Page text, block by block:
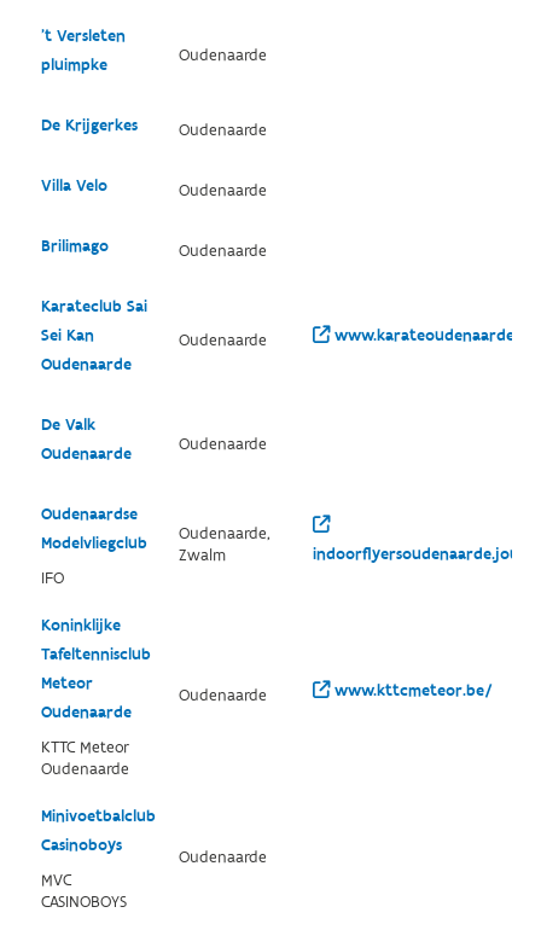
't Versleten
pluimpke
Oudenaarde
De Krijgerkes Oudenaarde
Villa Velo Oudenaarde
Brilimago Oudenaarde
Karateclub Sai
Sei Kan
Oudenaarde
Oudenaarde
De Valk
Oudenaarde
Oudenaarde
Oudenaardse
Modelvliegclub
IFO
Oudenaarde,
Zwalm
Koninklijke
Tafeltennisclub
Meteor
Oudenaarde
KTTC Meteor
Oudenaarde
Oudenaarde www.kttcmeteor.be/
Minivoetbalclub
Casinoboys
MVC
CASINOBOYS
Oudenaarde